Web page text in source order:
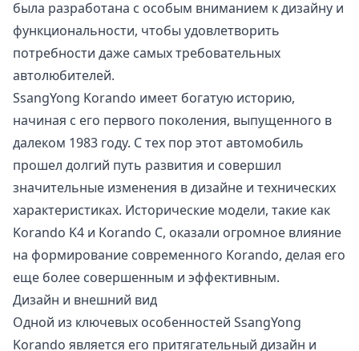
была разработана с особым вниманием к дизайну и
функциональности, чтобы удовлетворить
потребности даже самых требовательных
автолюбителей.
SsangYong Korando имеет богатую историю,
начиная с его первого поколения, выпущенного в
далеком 1983 году. С тех пор этот автомобиль
прошел долгий путь развития и совершил
значительные изменения в дизайне и технических
характеристиках. Исторические модели, такие как
Korando K4 и Korando C, оказали огромное влияние
на формирование современного Korando, делая его
еще более совершенным и эффективным.
Дизайн и внешний вид
Одной из ключевых особенностей SsangYong
Korando является его притягательный дизайн и